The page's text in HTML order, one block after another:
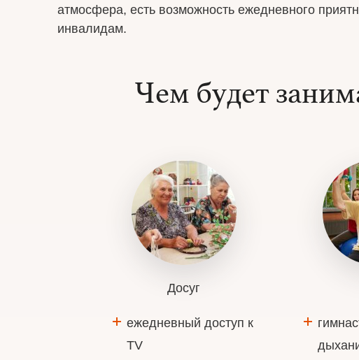
атмосфера, есть возможность ежедневного
инвалидам.
Чем будет
Досуг
ежедневный доступ к
TV